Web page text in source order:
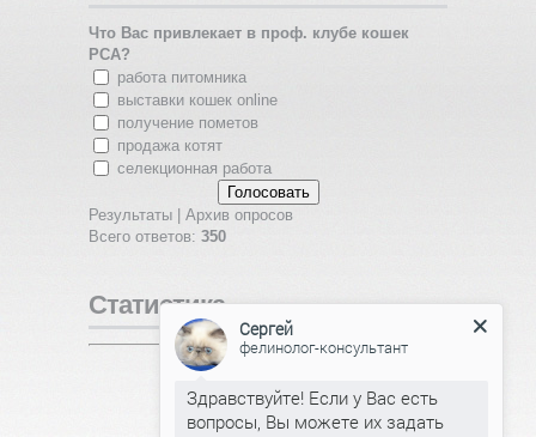
Что Вас привлекает в проф. клубе кошек
PCA?
работа питомника
выставки кошек online
получение пометов
продажа котят
селекционная работа
Результаты
Архив опросов
Всего ответов: 350
Статистика
Онлайн всего:
Гостей:
Пользователей:0
Сергей
фелинолог-консультант
Здравствуйте! Если у Вас есть
вопросы, Вы можете их задать